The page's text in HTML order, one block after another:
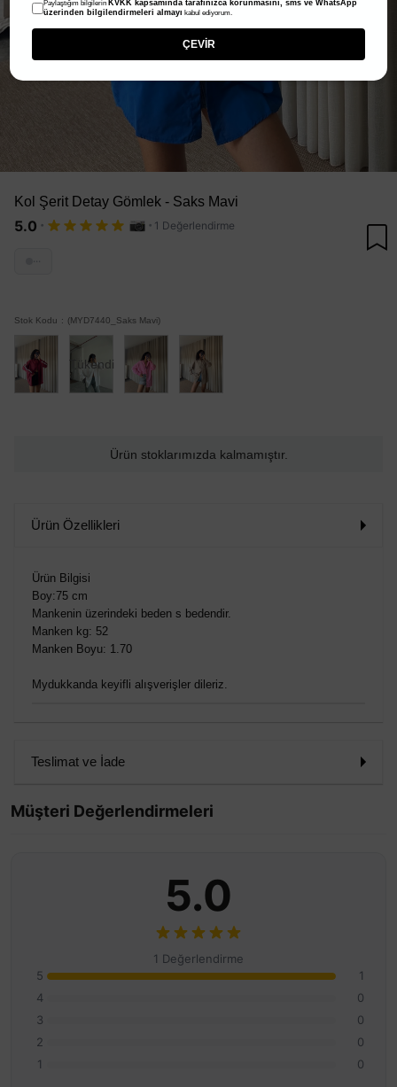
Kol Şerit Detay Gömlek - Saks Mavi
5.0 · · 1 Değerlendirme
Stok Kodu (MYD7440_Saks Mavi)
Tükendi
Ürün stoklarımızda kalmamıştır.
Ürün Özellikleri
Ürün Bilgisi
Boy:75 cm
Mankenin üzerindeki beden s bedendir.
Manken kg: 52
Manken Boyu: 1.70
Mydukkanda keyifli alışverişler dileriz.
Teslimat ve İade
Müşteri Değerlendirmeleri
5.0
1 Değerlendirme
5
1
4
0
3
0
2
0
1
0
Paylaştığım bilgilerin KVKK kapsamında tarafınızca korunmasını, sms ve WhatsApp
üzerinden bilgilendirmeleri almayı kabul ediyorum.
ÇEVİR